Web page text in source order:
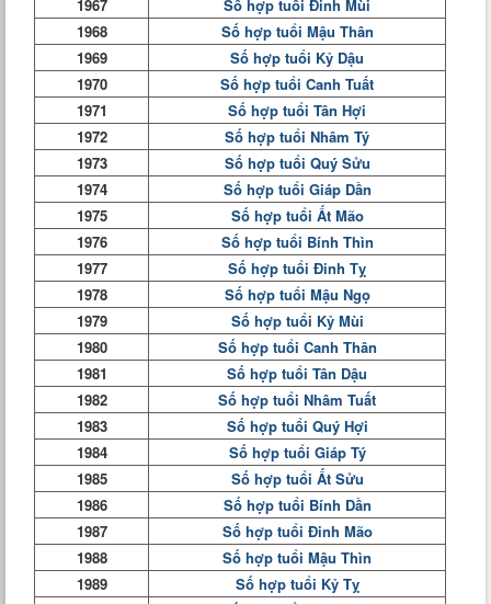
1967
Số hợp tuổi Đinh Mùi
1968
Số hợp tuổi Mậu Thân
1969
Số hợp tuổi Kỷ Dậu
1970
Số hợp tuổi Canh Tuất
1971
Số hợp tuổi Tân Hợi
1972
Số hợp tuổi Nhâm Tý
1973
Số hợp tuổi Quý Sửu
1974
Số hợp tuổi Giáp Dần
1975
Số hợp tuổi Ất Mão
1976
Số hợp tuổi Bính Thìn
1977
Số hợp tuổi Đinh Tỵ
1978
Số hợp tuổi Mậu Ngọ
1979
Số hợp tuổi Kỷ Mùi
1980
Số hợp tuổi Canh Thân
1981
Số hợp tuổi Tân Dậu
1982
Số hợp tuổi Nhâm Tuất
1983
Số hợp tuổi Quý Hợi
1984
Số hợp tuổi Giáp Tý
1985
Số hợp tuổi Ất Sửu
1986
Số hợp tuổi Bính Dần
1987
Số hợp tuổi Đinh Mão
1988
Số hợp tuổi Mậu Thìn
1989
Số hợp tuổi Kỷ Tỵ